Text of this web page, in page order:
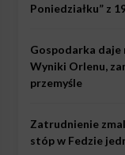
Poniedziałku” z
Gospodarka daje
Wyniki Orlenu,
przemyśle
Zatrudnienie
stóp w Fedzie